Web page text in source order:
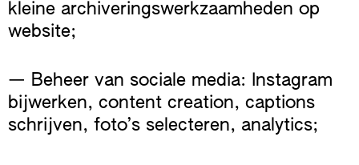
kleine archiveringswerkzaamheden op
website;
— Beheer van sociale media: Instagram
bijwerken, content creation, captions
schrijven, foto’s selecteren, analytics;